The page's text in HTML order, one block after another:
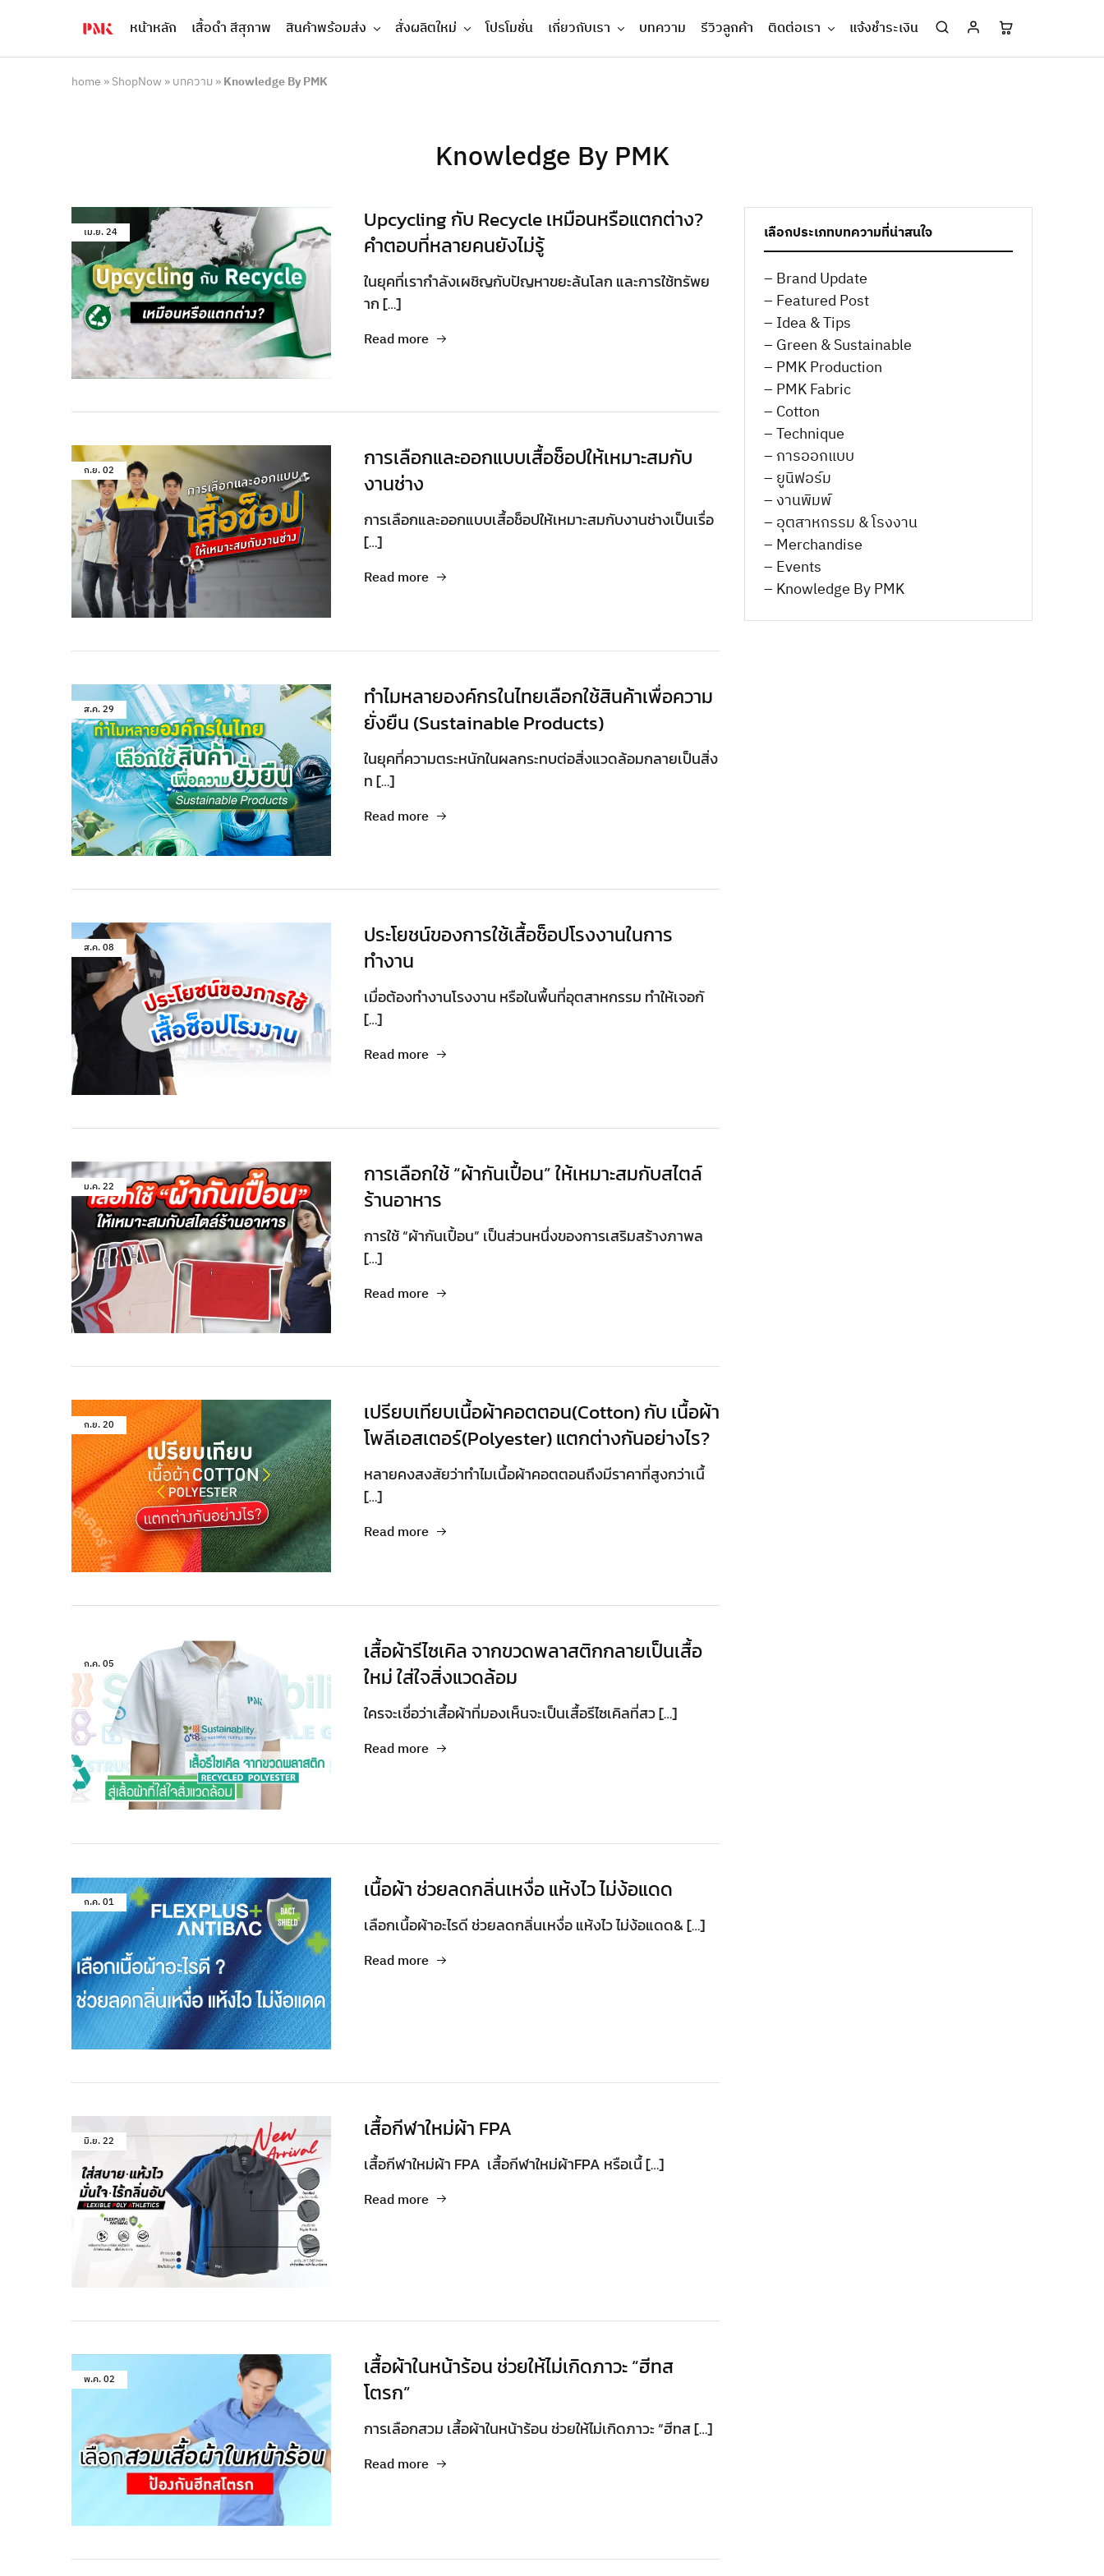
PMK
ผู้
ผลิต
สินค้า
ผู้
เสื้อ
โปโล
ยูนิฟอร์ม
ระดับ
ที่2
หน้าหลัก เสื้อดำ สีสุภาพ สินค้าพร้อมส่ง สั่งผลิตใหม่ โปรโมชั่น เกี่ยวกับเรา บทความ รีวิวลูกค้า ติดต่อเรา แจ้งชำระเงิน
home »ShopNow »บทความ»Knowledge By PMK
Knowledge By PMK
เม.ย.24
Upcycling กับ Recycle เหมือนหรือแตกต่าง?
คำตอบที่หลายคนยังไม่รู้
ในยุคที่เรากำลังเผชิญกับปัญหาขยะล้นโลก และการใช้ทรัพย
าก […]
Read more
ก.ย.02
การเลือกและออกแบบเสื้อช็อปให้เหมาะสมกับ
งานช่าง
การเลือกและออกแบบเสื้อช็อปให้เหมาะสมกับงานช่างเป็นเรื่อ
[…]
Read more
ส.ค.29
ทำไมหลายองค์กรในไทยเลือกใช้สินค้าเพื่อความ
ยั่งยืน (Sustainable Products)
ในยุคที่ความตระหนักในผลกระทบต่อสิ่งแวดล้อมกลายเป็นสิ่ง
ท […]
Read more
ส.ค.08
ประโยชน์ของการใช้เสื้อช็อปโรงงานในการ
ทำงาน
เมื่อต้องทำงานโรงงาน หรือในพื้นที่อุตสาหกรรม ทำให้เจอกั
[…]
Read more
ม.ค.22
การเลือกใช้ “ผ้ากันเปื้อน” ให้เหมาะสมกับสไตล์
ร้านอาหาร
การใช้ “ผ้ากันเปื้อน” เป็นส่วนหนึ่งของการเสริมสร้างภาพล
[…]
Read more
ก.ย.20
เปรียบเทียบเนื้อผ้าคอตตอน(Cotton) กับ เนื้อผ้า
โพลีเอสเตอร์(Polyester) แตกต่างกันอย่างไร?
หลายคงสงสัยว่าทำไมเนื้อผ้าคอตตอนถึงมีราคาที่สูงกว่าเนื้
[…]
Read more
ก.ค.05
เสื้อผ้ารีไซเคิล จากขวดพลาสติกกลายเป็นเสื้อ
ใหม่ ใส่ใจสิ่งแวดล้อม
ใครจะเชื่อว่าเสื้อผ้าที่มองเห็นจะเป็นเสื้อรีไซเคิลที่สว […]
Read more
ก.ค.01 เนื้อผ้า ช่วยลดกลิ่นเหงื่อ แห้งไว ไม่ง้อแดด
เลือกเนื้อผ้าอะไรดี ช่วยลดกลิ่นเหงื่อ แห้งไว ไม่ง้อแดด& […]
Read more
มิ.ย.22 เสื้อกีฬาใหม่ผ้า FPA
เสื้อกีฬาใหม่ผ้า FPA เสื้อกีฬาใหม่ผ้าFPA หรือเนื้ […]
Read more
พ.ค.02
เสื้อผ้าในหน้าร้อน ช่วยให้ไม่เกิดภาวะ “ฮีทส
โตรก”
การเลือกสวม เสื้อผ้าในหน้าร้อน ช่วยให้ไม่เกิดภาวะ “ฮีทส […]
Read more
เลือกประเภทบทความที่น่าสนใจ
– Brand Update
– Featured Post
– Idea & Tips
– Green & Sustainable
– PMK Production
– PMK Fabric
– Cotton
– Technique
– การออกแบบ
– ยูนิฟอร์ม
– งานพิมพ์
– อุตสาหกรรม & โรงงาน
– Merchandise
– Events
– Knowledge By PMK